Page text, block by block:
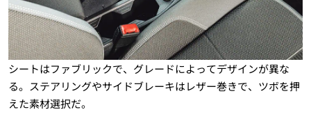
シートはファブリックで、グレードによってデザインが異な
る。ステアリングやサイドブレーキはレザー巻きで、ツボを押
えた素材選択だ。